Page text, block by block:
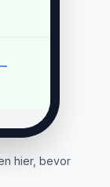
hier, bevor